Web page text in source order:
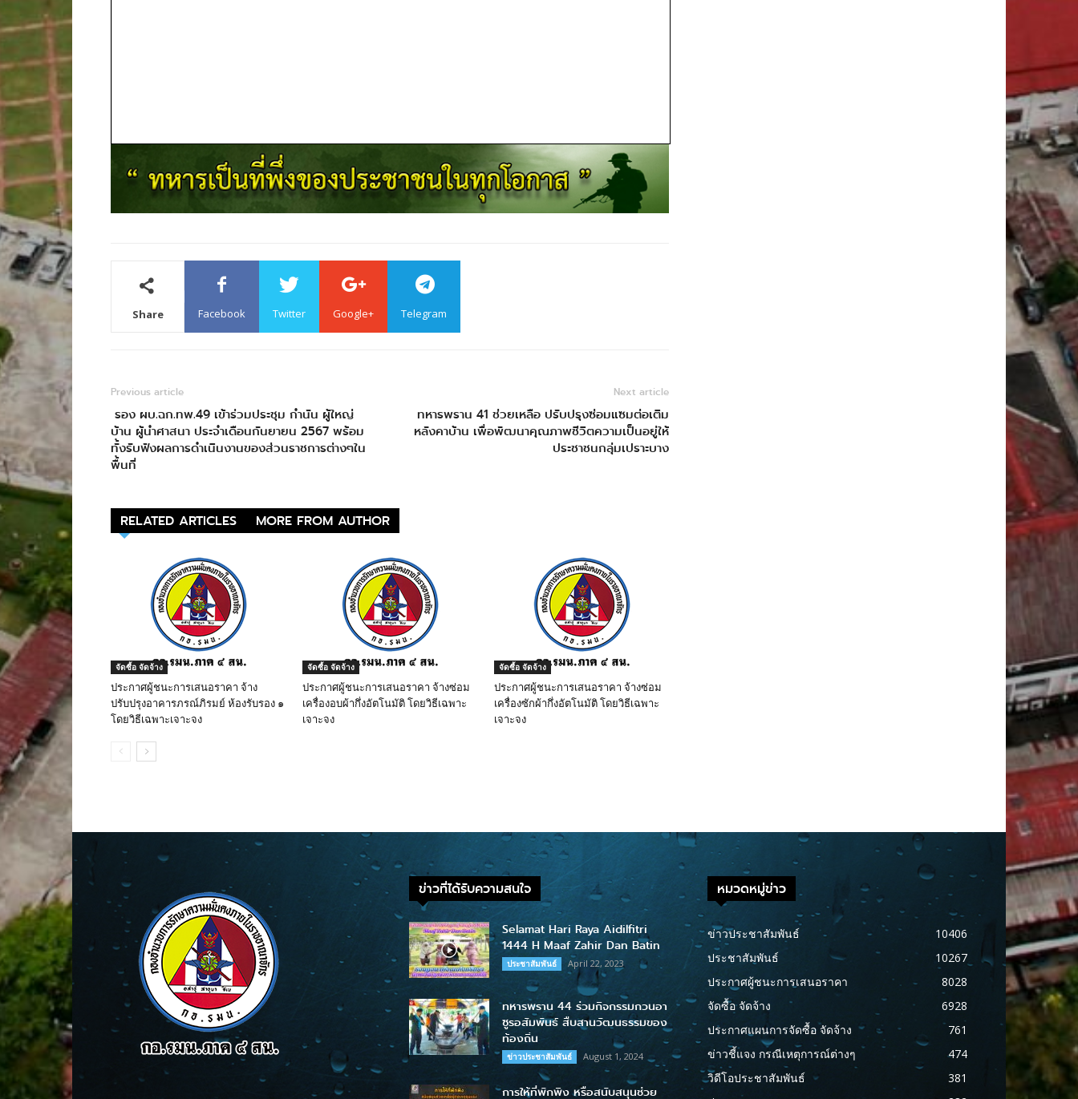
Share Facebook Twitter Google+ Telegram
Previous article
รอง ผบ.ฉก.ทพ.49 เข้าร่วมประชุม กำนัน ผู้ใหญ่
บ้าน ผู้นำศาสนา ประจำเดือนกันยายน 2567 พร้อม
ทั้งรับฟังผลการดำเนินงานของส่วนราชการต่างๆใน
พื้นที่
Next article
ทหารพราน 41 ช่วยเหลือ ปรับปรุงซ่อมแซมต่อเติม
หลังคาบ้าน เพื่อพัฒนาคุณภาพชีวิตความเป็นอยู่ให้
ประชาชนกลุ่มเปราะบาง
RELATED ARTICLES MORE FROM AUTHOR
จัดซื้อ จัดจ้าง
ประกาศผู้ชนะการเสนอราคา จ้าง
ปรับปรุงอาคารภรณ์ภิรมย์ ห้องรับรอง ๑
โดยวิธีเฉพาะเจาะจง
จัดซื้อ จัดจ้าง
ประกาศผู้ชนะการเสนอราคา จ้างซ่อม
เครื่องอบผ้ากึ่งอัตโนมัติ โดยวิธีเฉพาะ
เจาะจง
จัดซื้อ จัดจ้าง
ประกาศผู้ชนะการเสนอราคา จ้างซ่อม
เครื่องซักผ้ากึ่งอัตโนมัติ โดยวิธีเฉพาะ
เจาะจง
ข่าวที่ได้รับความสนใจ
Selamat Hari Raya Aidilfitri
1444 H Maaf Zahir Dan Batin
ประชาสัมพันธ์ April 22, 2023
ทหารพราน 44 ร่วมกิจกรรมกวนอา
ซูรอสัมพันธ์ สืบสานวัฒนธรรมของ
ท้องถิ่น
ข่าวประชาสัมพันธ์ August 1, 2024
การให้ที่พักพิง หรือสนับสนุนช่วย
หมวดหมู่ข่าว
ข่าวประชาสัมพันธ์
10406
ประชาสัมพันธ์
10267
ประกาศผู้ชนะการเสนอราคา
8028
จัดซื้อ จัดจ้าง
6928
ประกาศแผนการจัดซื้อ จัดจ้าง
761
ข่าวชี้แจง กรณีเหตุการณ์ต่างๆ
474
วิดีโอประชาสัมพันธ์
381